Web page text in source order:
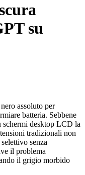
su
assoluto per
batteria. Sebbene
schermi desktop LCD la
tradizionali non
senza
il problema
il grigio morbido